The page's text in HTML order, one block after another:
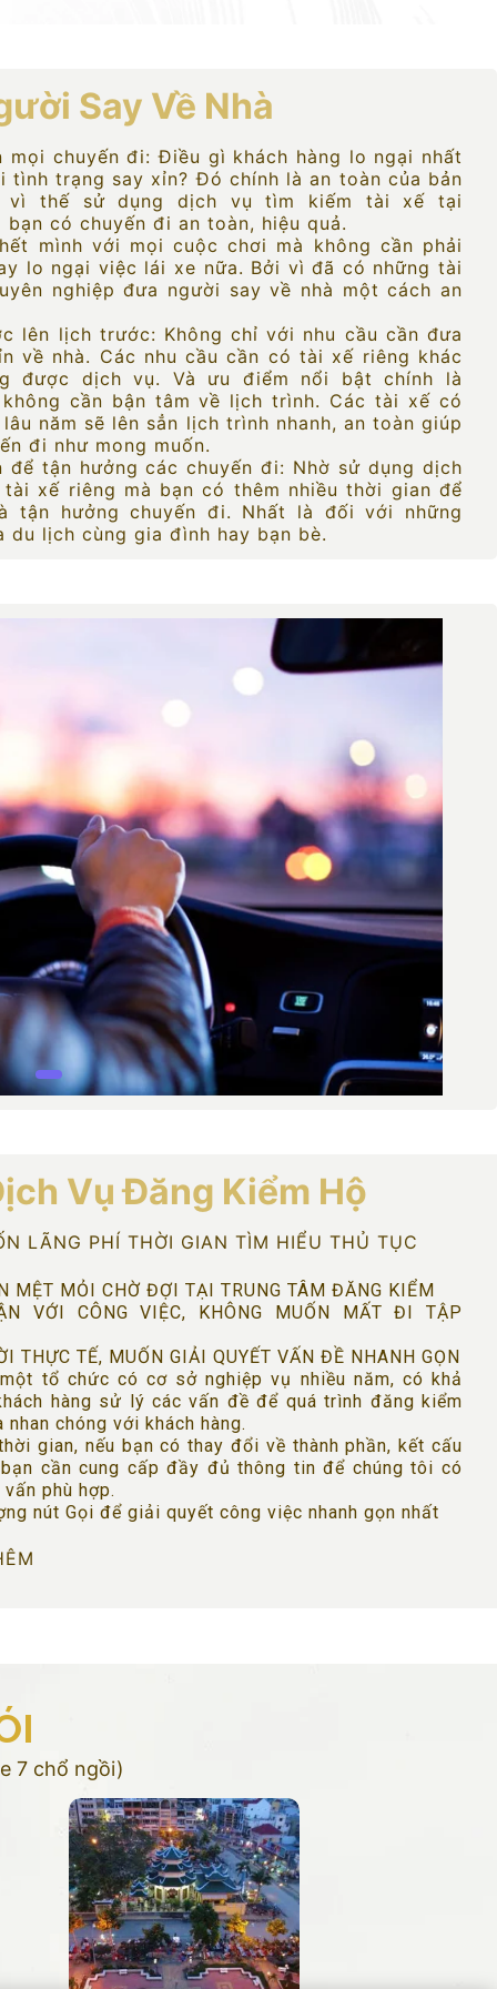
Say Về Nhà
mọi chuyến đi: Điều gì khách hàng lo ngại nhất
tình trạng say xỉn? Đó chính là an toàn của bản
vì thế sử dụng dịch vụ tìm kiếm tài xế tại
bạn có chuyến đi an toàn, hiệu quả.
mình với mọi cuộc chơi mà không cần phải
lo ngại việc lái xe nữa. Bởi vì đã có những tài
nghiệp đưa người say về nhà một cách an
lên lịch trước: Không chỉ với nhu cầu cần đưa
về nhà. Các nhu cầu cần có tài xế riêng khác
được dịch vụ. Và ưu điểm nổi bật chính là
không cần bận tâm về lịch trình. Các tài xế có
năm sẽ lên sẳn lịch trình nhanh, an toàn giúp
đi như mong muốn.
để tận hưởng các chuyến đi: Nhờ sử dụng dịch
xế riêng mà bạn có thêm nhiều thời gian để
tận hưởng chuyến đi. Nhất là đối với những
du lịch cùng gia đình hay bạn bè.
Vụ Đăng Kiểm Hộ
LÃNG PHÍ THỜI GIAN TÌM HIỂU THỦ TỤC
MỆT MỎI CHỜ ĐỢI TẠI TRUNG TÂM ĐĂNG KIỂM
VỚI CÔNG VIỆC, KHÔNG MUỐN MẤT ĐI TẬP
THỰC TẾ, MUỐN GIẢI QUYẾT VẤN ĐỀ NHANH GỌN
tổ chức có cơ sở nghiệp vụ nhiều năm, có khả
hàng sử lý các vấn đề để quá trình đăng kiểm
nhan chóng với khách hàng.
gian, nếu bạn có thay đổi về thành phần, kết cấu
cần cung cấp đầy đủ thông tin để chúng tôi có
phù hợp.
nút Gọi để giải quyết công việc nhanh gọn nhất
7 chổ ngồi)